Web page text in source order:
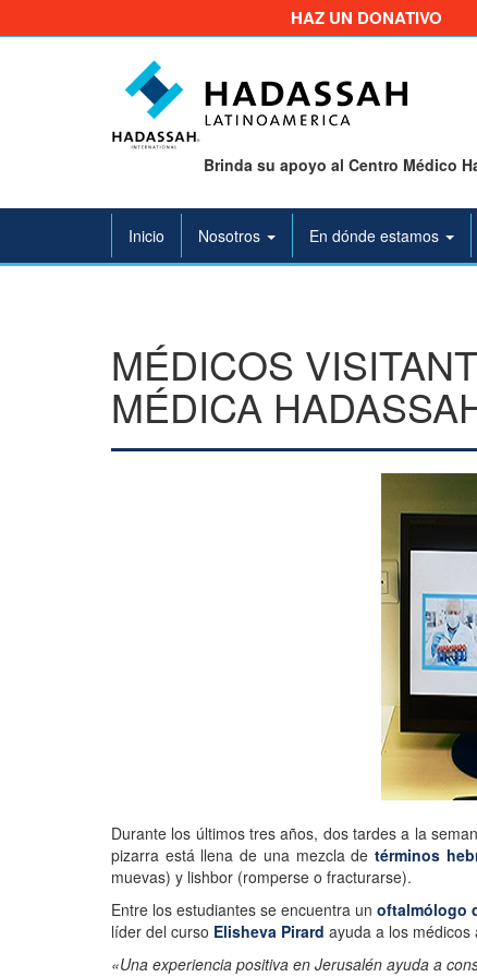
HAZ UN DONATIVO
Brinda su apoyo al Centro Médico
Inicio Nosotros En dónde estamos
MÉDICOS
MÉDICA
Durante los últimos tres años, dos tardes a la
pizarra está llena de una mezcla detérminos
muevas) y lishbor (romperse o fracturarse).
Entre los estudiantes se encuentra unoftalmólogo
líder del curso Elisheva Pirard ayuda a los
«Una experiencia positiva en Jerusalén ayuda a